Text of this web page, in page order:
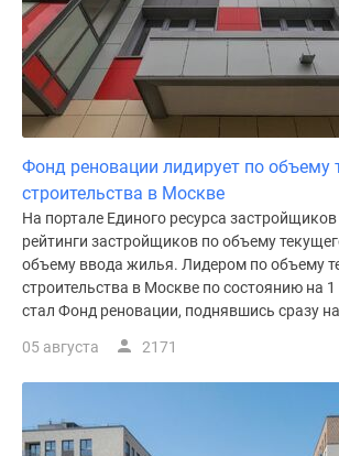
водоема
Коттеджные
поселки
ипотеку
Бизнес-
центры
Коттеджи
Скидки
акции
Фонд реновации лидирует по объему
строительства в Москве
На портале Единого ресурса
рейтинги застройщиков по объему
объему ввода жилья. Лидером по объему
строительства в Москве по состоянию на
стал Фонд реновации, поднявшись сразу
05 августа 2171